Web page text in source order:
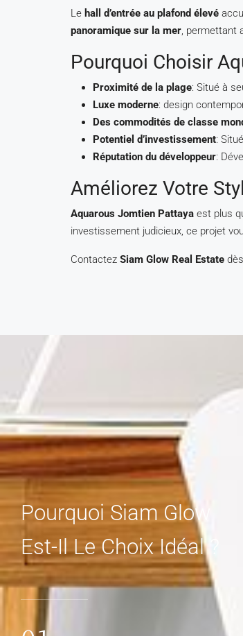
Le hall d’entrée au plafond élevé
panoramique sur la mer, permettant
Pourquoi Choisir
Proximité de la plage: Situé à
Luxe moderne: design
Des commodités de classe
Potentiel d’investissement:
Réputation du développeur:
Améliorez Votre
Aquarous Jomtien Pattaya est plus
investissement judicieux, ce projet
Contactez Siam Glow Real Estate
Pourquoi Siam Glow
Est-Il Le Choix Idéal ?